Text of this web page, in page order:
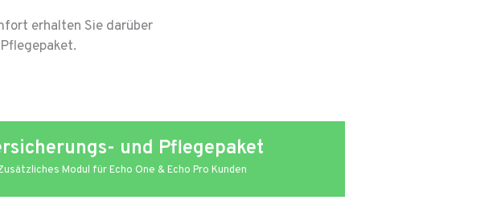
erhalten Sie darüber
und Pflegepaket
Modul für Echo One & Echo Pro Kunden